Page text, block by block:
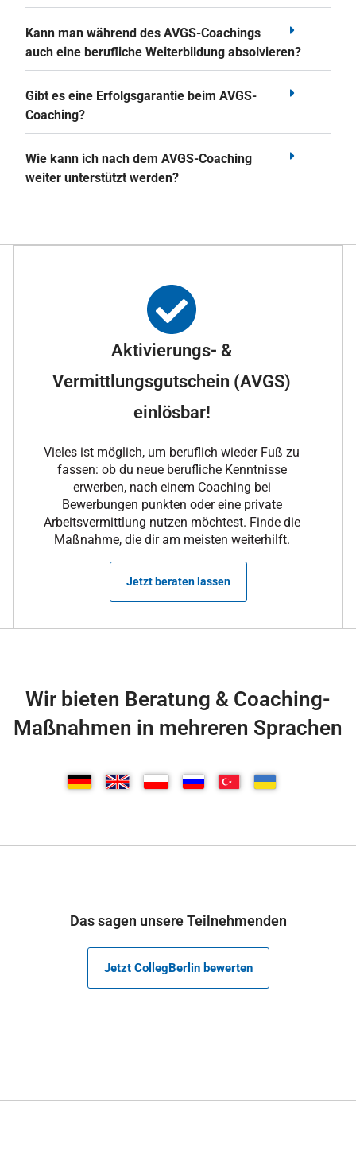
Kann man während des AVGS-Coachings
auch eine berufliche Weiterbildung absolvieren?
Gibt es eine Erfolgsgarantie beim AVGS-
Coaching?
Wie kann ich nach dem AVGS-Coaching
weiter unterstützt werden?
Aktivierungs- &
Vermittlungsgutschein (AVGS)
einlösbar!
Vieles ist möglich, um beruflich wieder Fuß zu
fassen: ob du neue berufliche Kenntnisse
erwerben, nach einem Coaching bei
Bewerbungen punkten oder eine private
Arbeitsvermittlung nutzen möchtest. Finde die
Maßnahme, die dir am meisten weiterhilft.
Jetzt beraten lassen
Wir bieten Beratung & Coaching-
Maßnahmen in mehreren Sprachen
Das sagen unsere Teilnehmenden
Jetzt CollegBerlin bewerten